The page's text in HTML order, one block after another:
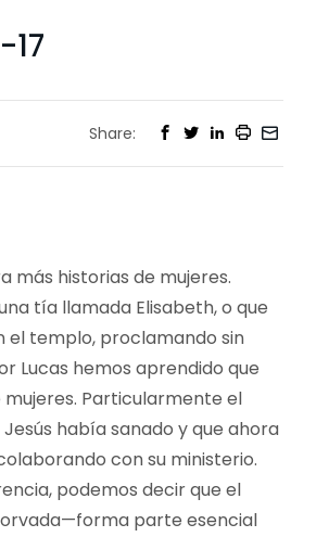
Share:
más historias de mujeres.
tía llamada Elisabeth, o que
el templo, proclamando sin
Lucas hemos aprendido que
mujeres. Particularmente el
había sanado y que ahora
con su ministerio.
podemos decir que el
parte esencial